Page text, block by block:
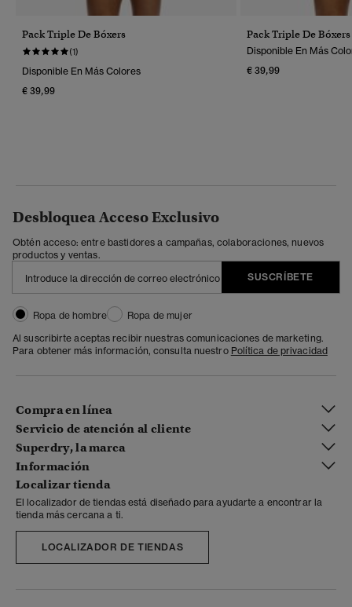
Pack Triple De Bóxers
(1)
Disponible En Más Colores
€ 39,99
Pack Triple De Bóxers
Disponible En Más
€ 39,99
Desbloquea Acceso Exclusivo
Obtén acceso: entre bastidores a campañas, colaboraciones, nuevos
productos y ventas.
SUSCRÍBETE
Ropa de hombre
Ropa de mujer
Al suscribirte aceptas recibir nuestras comunicaciones de marketing.
Para obtener más información, consulta nuestro Política de privacidad
Compra en línea
Servicio de atención al cliente
Superdry, la marca
Información
Localizar tienda
El localizador de tiendas está diseñado para ayudarte a encontrar la
tienda más cercana a ti.
LOCALIZADOR DE TIENDAS